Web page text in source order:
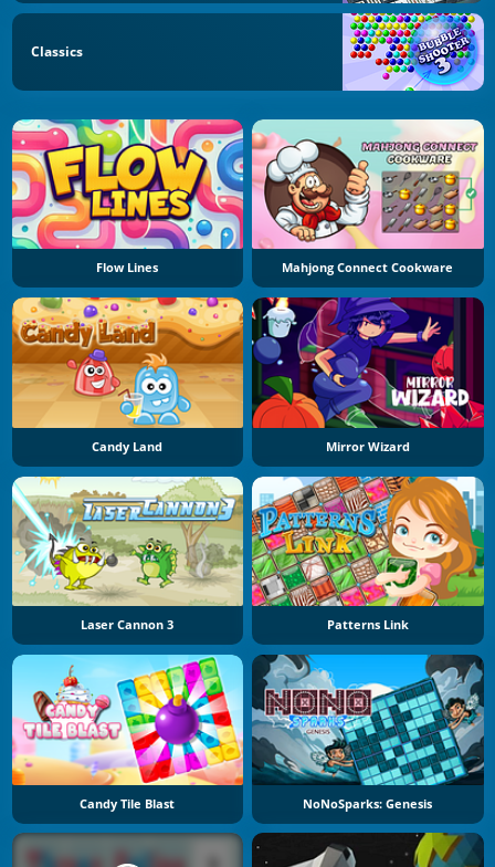
Classics
Flow Lines Mahjong Connect Cookware
Candy Land Mirror Wizard
Laser Cannon 3 Patterns Link
Candy Tile Blast NoNoSparks: Genesis